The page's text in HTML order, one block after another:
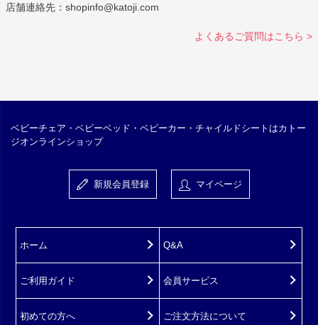
店舗連絡先：shopinfo@katoji.com
よくあるご質問はこちら >
ベビーチェア・ベビーベッド・ベビーカー・チャイルドシートはカトー
ジオンラインショップ
新規会員登録 マイページ
ホーム
ご利用ガイド
初めての方へ
Q&A
会員サービス
ご注文方法について